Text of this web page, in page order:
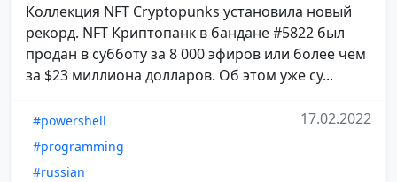
​​Коллекция NFT Cryptopunks установила новый
рекорд. NFT Криптопанк в бандане #5822 был
продан в субботу за 8 000 эфиров или более чем
за $23 миллиона долларов. Об этом уже су...
#powershell
#programming
#russian
17.02.2022